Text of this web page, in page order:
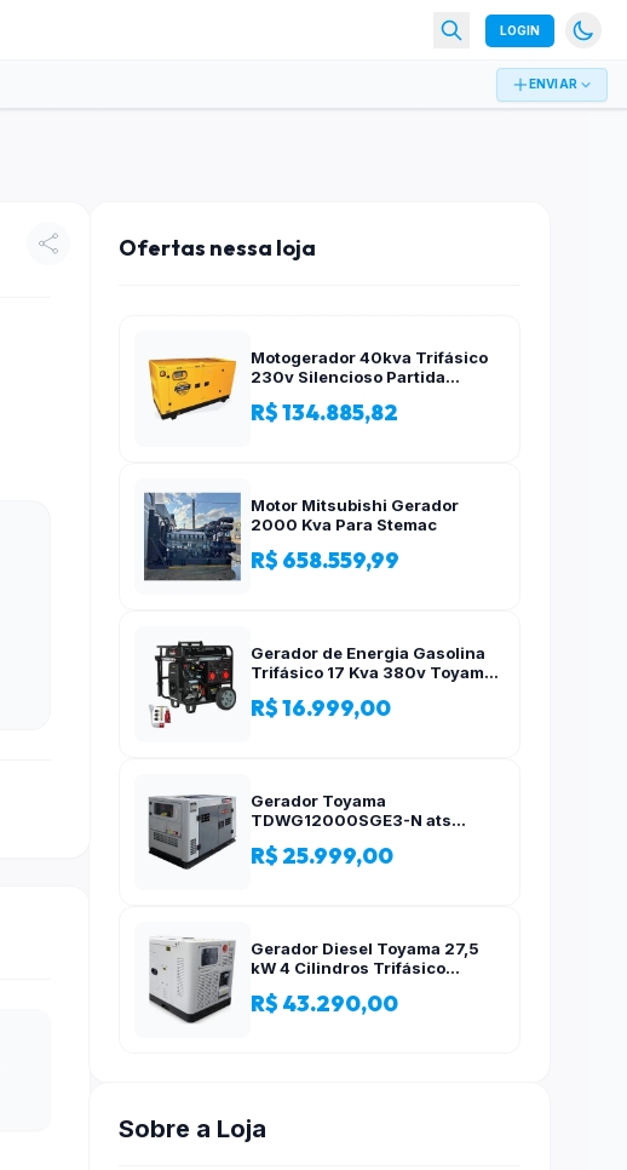
LOGIN
ENVIAR
Ofertas nessa loja
Motogerador 40kva Trifásico
230v Silencioso Partida
R$ 134.885,82
Motor Mitsubishi Gerador
2000 Kva Para Stemac
R$ 658.559,99
Gerador de Energia Gasolina
Trifásico 17 Kva 380v Toyama
R$ 16.999,00
Gerador Toyama
TDWG12000SGE3-N ats
R$ 25.999,00
Gerador Diesel Toyama 27,5
kW 4 Cilindros Trifásico
R$ 43.290,00
Sobre a Loja